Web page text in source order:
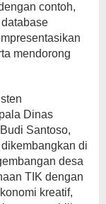
contoh,
mendorong
Dinas
Santoso,
di
desa
TIK dengan
kreatif,